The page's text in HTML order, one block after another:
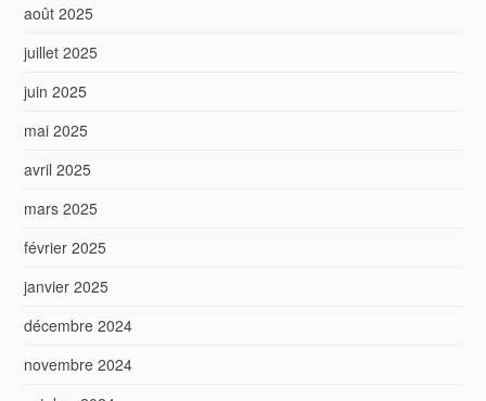
août 2025
juillet 2025
juin 2025
mai 2025
avril 2025
mars 2025
février 2025
janvier 2025
décembre 2024
novembre 2024